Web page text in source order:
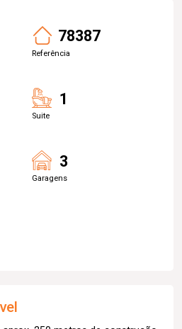
78387
Referência
1
Suite
3
Garagens